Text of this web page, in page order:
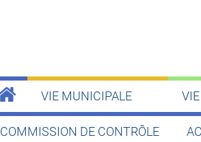
VIE MUNICIPALE
COMMISSION DE CONTRÔLE